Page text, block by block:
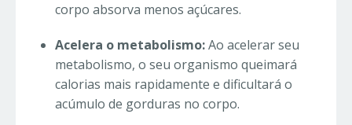
corpo absorva menos açúcares.
Acelera o metabolismo:Ao acelerar seu
metabolismo, o seu organismo queimará
calorias mais rapidamente e dificultará o
acúmulo de gorduras no corpo.